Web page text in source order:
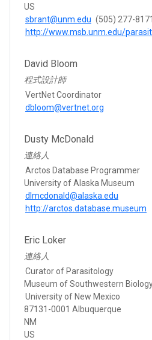
US
sbrant@unm.edu (505) 277-8171
http://www.msb.unm.edu/
David Bloom
程式設計師
VertNet Coordinator
dbloom@vertnet.org
Dusty McDonald
連絡人
Arctos Database Programmer
University of Alaska Museum
dlmcdonald@alaska.edu
http://arctos.database.museum
Eric Loker
連絡人
Curator of Parasitology
Museum of Southwestern
University of New Mexico
87131-0001 Albuquerque
NM
US